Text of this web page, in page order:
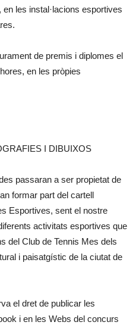
les instal·lacions esportives
de premis i diplomes el
en les pròpies
I DIBUIXOS
passaran a ser propietat de
formar part del cartell
Esportives, sent el nostre
activitats esportives que
del Club de Tennis Mes dels
i paisatgístic de la ciutat de
el dret de publicar les
i en les Webs del concurs